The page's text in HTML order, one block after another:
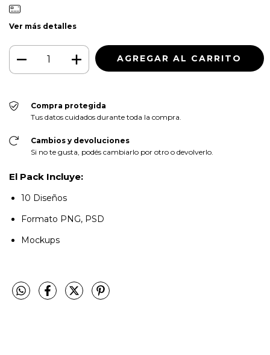
Ver más detalles
Compra protegida
Tus datos cuidados durante toda la compra.
Cambios y devoluciones
Si no te gusta, podés cambiarlo por otro o devolverlo.
El Pack Incluye:
10 Diseños
Formato PNG, PSD
Mockups